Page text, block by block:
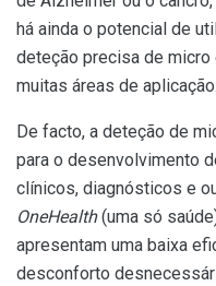
há ainda o potencial de
deteção precisa de micro
muitas áreas de aplicação.
De facto, a deteção de
para o desenvolvimento
clínicos, diagnósticos e
OneHealth(uma só
apresentam uma baixa
desconforto